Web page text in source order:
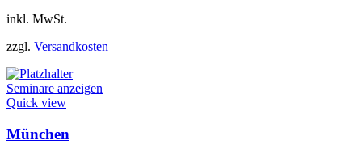
inkl. MwSt.
zzgl. Versandkosten
Seminare anzeigen
Quick view
München